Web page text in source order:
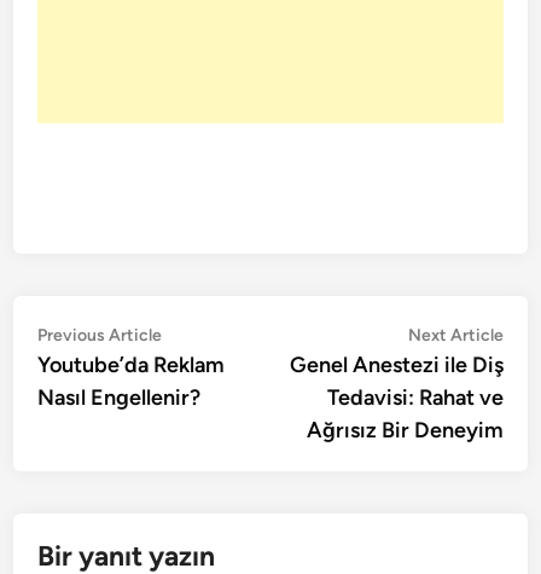
Yazı
gezinmesi
Previous ArticlePrevious
article:
Youtube’da Reklam
Nasıl Engellenir?
Next Article
Genel Anestezi ile Diş
Tedavisi: Rahat ve
Ağrısız Bir Deneyim
Bir yanıt yazın